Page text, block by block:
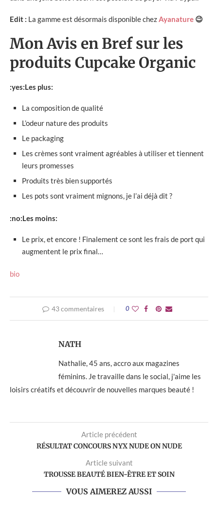
Edit : La gamme est désormais disponible chezAyanature 😉
Mon Avis en Bref sur les
produits Cupcake Organic
:yes:Les plus:
La composition de qualité
L’odeur nature des produits
Le packaging
Les crèmes sont vraiment agréables à utiliser et tiennent
leurs promesses
Produits très bien supportés
Les pots sont vraiment mignons, je l’ai déjà dit ?
:no:Les moins:
Le prix, et encore ! Finalement ce sont les frais de port qui
augmentent le prix final…
bio
43 commentaires 0
NATH
Nathalie, 45 ans, accro aux magazines
féminins. Je travaille dans le social, j'aime les
loisirs créatifs et découvrir de nouvelles marques beauté !
Article précédent
RÉSULTAT CONCOURS NYX NUDE ON NUDE
Article suivant
TROUSSE BEAUTÉ BIEN-ÊTRE ET SOIN
VOUS AIMEREZ AUSSI